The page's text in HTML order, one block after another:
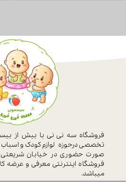
فروشگاه سه نی نی با بیش از
تخصصی درحوزه لوازم کودک و
صورت حضوری در خیابان شریعتی
فروشگاه اینترنتی معرفی و عرضه
میباشد.